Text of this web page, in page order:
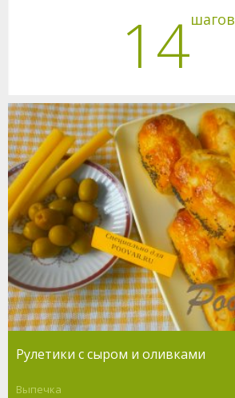
14шагов
Рулетики с сыром и оливками
Выпечка